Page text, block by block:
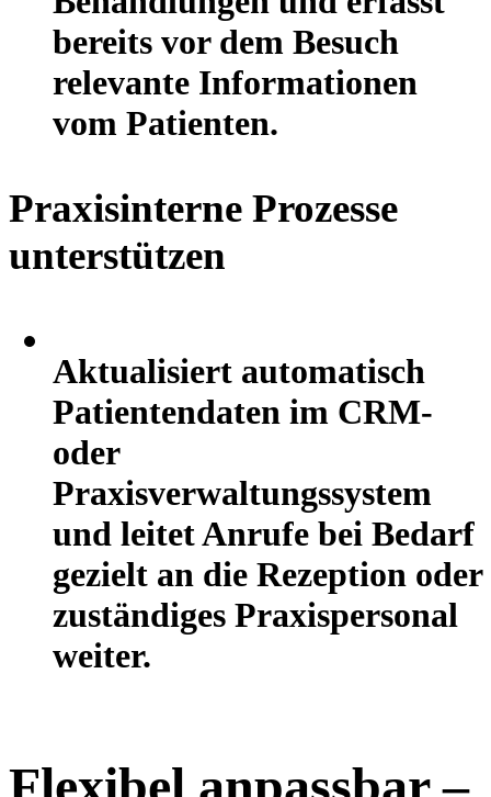
bereits vor dem Besuch
relevante Informationen
vom Patienten.
Praxisinterne Prozesse
unterstützen
Aktualisiert automatisch
Patientendaten im CRM-
oder
Praxisverwaltungssystem
und leitet Anrufe bei Bedarf
gezielt an die Rezeption oder
zuständiges Praxispersonal
weiter.